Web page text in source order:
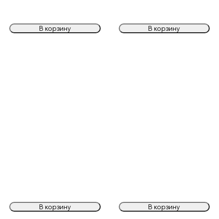
В корзину В корзину
В корзину В корзину